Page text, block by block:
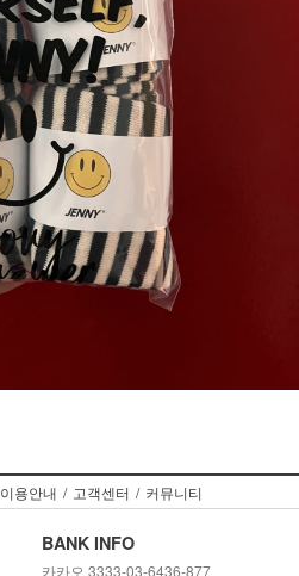
이용안내 / 고객센터 / 커뮤니티
BANK INFO
카카오 3333-03-6436-877